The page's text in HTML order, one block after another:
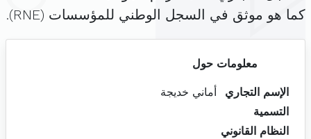
كما هو موثق في السجل الوطني للمؤسسات (RNE).
معلومات حول
الإسم التجاري
أماني خديجة
التسمية
النظام القانوني